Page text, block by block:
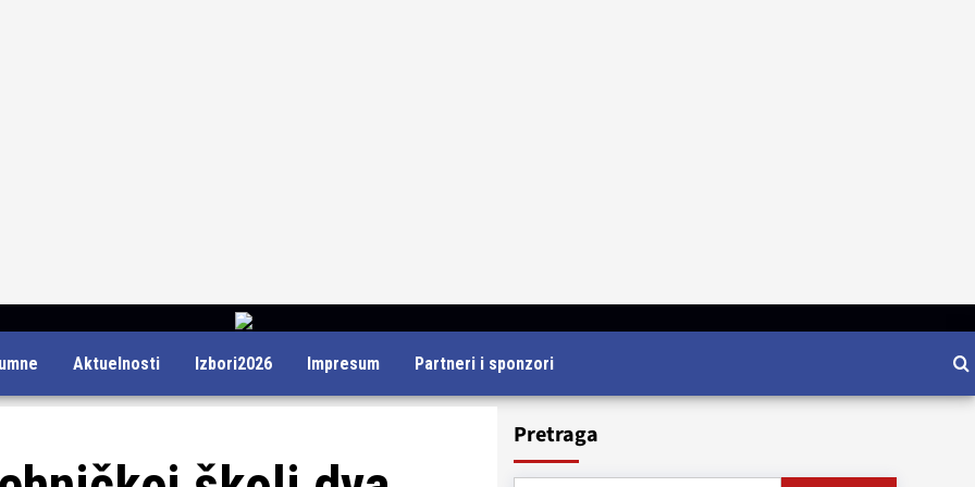
Aktuelnosti Izbori2026 Impresum Partneri i sponzori
Pretraga